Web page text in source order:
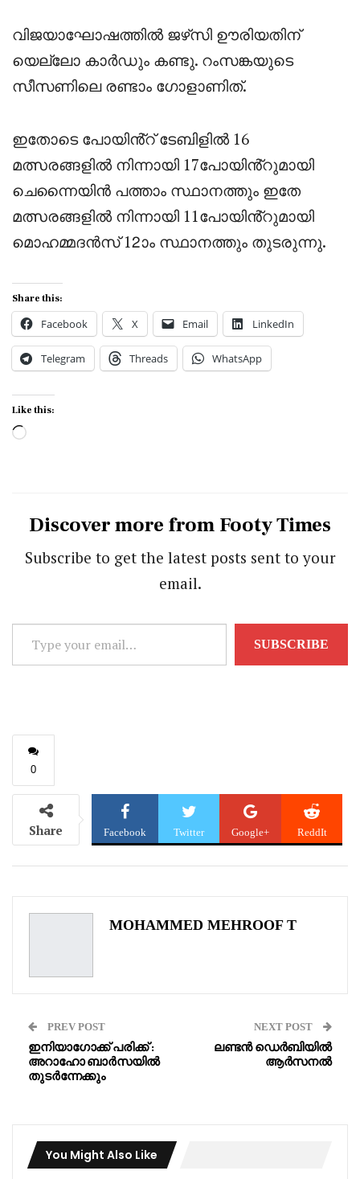
വിജയാഘോഷത്തിൽ ജഴ്‌സി ഊരിയതിന്
യെല്ലോ കാർഡും കണ്ടു. റംസങ്കയുടെ
സീസണിലെ രണ്ടാം ഗോളാണിത്.
ഇതോടെ പോയിൻ്റ് ടേബിളിൽ 16
മത്സരങ്ങളിൽ നിന്നായി 17പോയിൻ്റുമായി
ചെന്നൈയിൻ പത്താം സ്ഥാനത്തും ഇതേ
മത്സരങ്ങളിൽ നിന്നായി 11പോയിൻ്റുമായി
മൊഹമ്മദൻസ് 12ാം സ്ഥാനത്തും തുടരുന്നു.
Share this:
Facebook X Email LinkedIn
Telegram Threads WhatsApp
Like this:
Loading…
Discover more from Footy Times
Subscribe to get the latest posts sent to your
email.
your
SUBSCRIBE
0
Share Facebook Twitter Google+ ReddIt
MOHAMMED MEHROOF T
PREV POST
ഇനിയാഗോക്ക് പരിക്ക് :
അറാഹോ ബാർസയിൽ
തുടർന്നേക്കും
NEXT POST
ലണ്ടൻ ഡെർബിയിൽ
ആർസനൽ
You Might Also Like